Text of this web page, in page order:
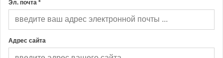
Эл. почта *
Адрес сайта